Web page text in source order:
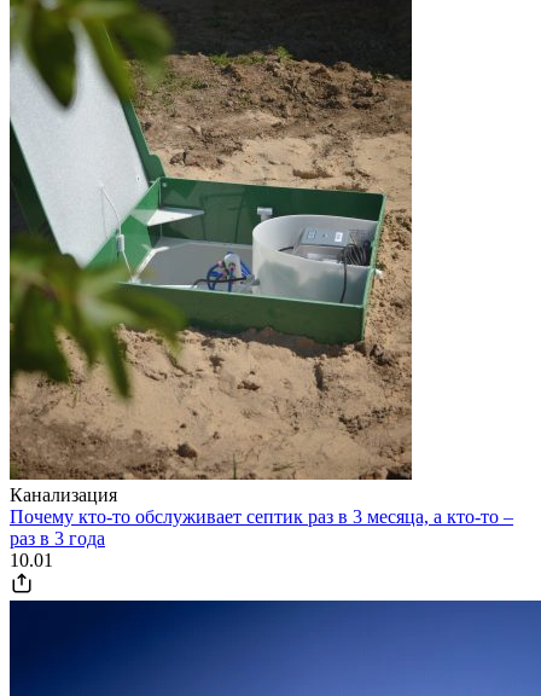
Канализация
Почему кто-то обслуживает септик раз в 3 месяца, а кто-то –
раз в 3 года
10.01